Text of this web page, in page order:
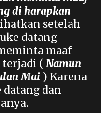
di harapkan
setelah
datang
maaf
terjadi ( Namun
Mai ) Karena
datang dan